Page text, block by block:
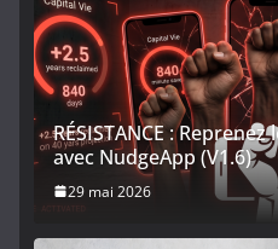
RÉSISTANCE :
avec NudgeApp (V1.6)
29 mai 2026